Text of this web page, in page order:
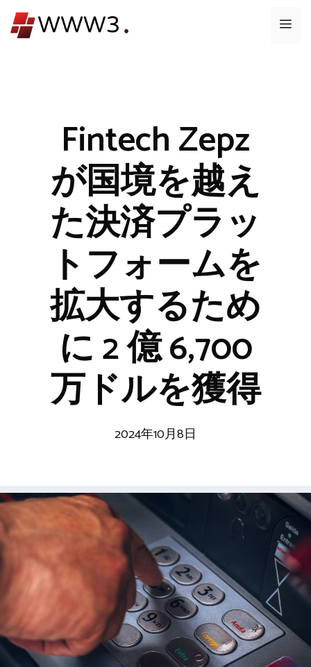
ン
メ
Fintech Zepz
が国境を越え
た決済プラッ
トフォームを
拡大するため
に 2 億 6,700
万ドルを獲得
2024年10月8日